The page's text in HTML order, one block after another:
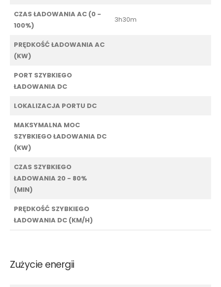
CZAS ŁADOWANIA AC (0 -
100%)
3h30m
PRĘDKOŚĆ ŁADOWANIA AC
(KW)
PORT SZYBKIEGO
ŁADOWANIA DC
LOKALIZACJA PORTU DC
MAKSYMALNA MOC
SZYBKIEGO ŁADOWANIA DC
(KW)
CZAS SZYBKIEGO
ŁADOWANIA 20 - 80%
(MIN)
PRĘDKOŚĆ SZYBKIEGO
ŁADOWANIA DC (KM/H)
Zużycie energii